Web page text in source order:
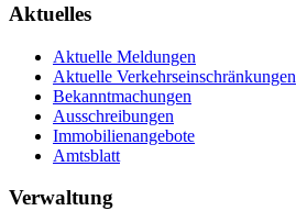
Aktuelles
Aktuelle Meldungen
Aktuelle Verkehrseinschränkungen
Bekanntmachungen
Ausschreibungen
Immobilienangebote
Amtsblatt
Verwaltung